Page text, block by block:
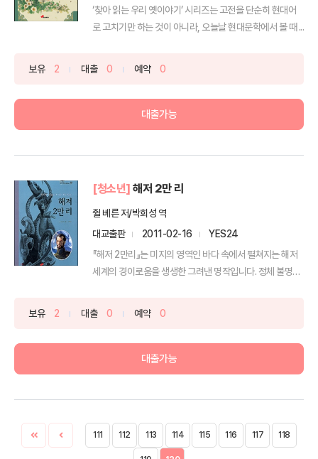
‘찾아 읽는 우리 옛이야기’ 시리즈는 고전을 단순히 현대어
로 고치기만 하는 것이 아니라, 오늘날 현대문학에서 볼 때 ...
보유 2 대출 0 예약 0
대출가능
[청소년] 해저 2만 리
쥘 베른 저/박희성 역
대교출판
2011-02-16
YES24
『해저 2만리』는 미지의 영역인 바다 속에서 펼쳐지는 해저
세계의 경이로움을 생생한 그려낸 명작입니다. 정체 불명의
보유 2 대출 0 예약 0
대출가능
111 112 113 114 115 116 117 118